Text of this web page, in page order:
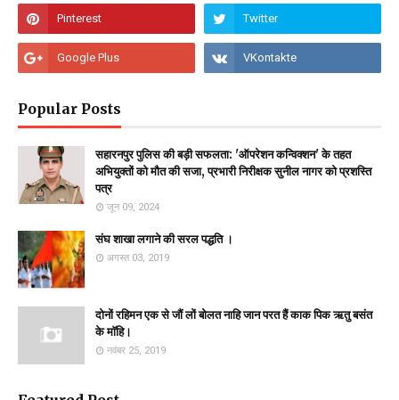
Popular Posts
सहारनपुर पुलिस की बड़ी सफलता: 'ऑपरेशन कन्विक्शन' के तहत
अभियुक्तों को मौत की सजा, प्रभारी निरीक्षक सुनील नागर को प्रशस्ति
पत्र
जून 09, 2024
संघ शाखा लगाने की सरल पद्धति ।
अगस्त 03, 2019
दोनों रहिमन एक से जौं लों बोलत नाहि जान परत हैं काक पिक ऋतु बसंत
के माॅहि।
नवंबर 25, 2019